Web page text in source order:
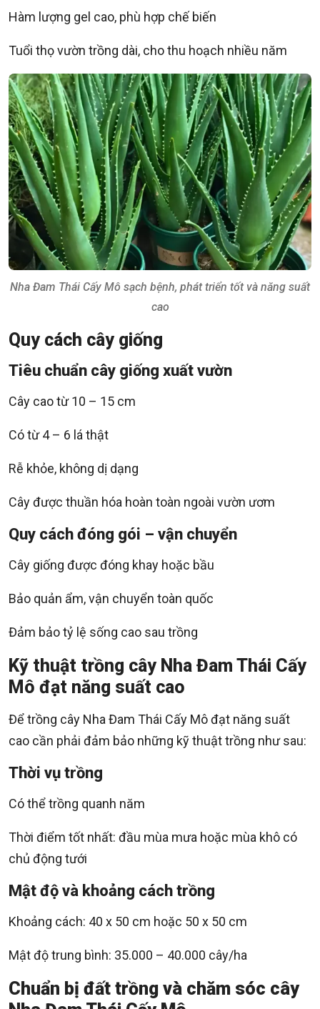
Hàm lượng gel cao, phù hợp chế biến
Tuổi thọ vườn trồng dài, cho thu hoạch nhiều năm
Nha Đam Thái Cấy Mô sạch bệnh, phát triển tốt và năng suất
cao
Quy cách cây giống
Tiêu chuẩn cây giống xuất vườn
Cây cao từ 10 – 15 cm
Có từ 4 – 6 lá thật
Rễ khỏe, không dị dạng
Cây được thuần hóa hoàn toàn ngoài vườn ươm
Quy cách đóng gói – vận chuyển
Cây giống được đóng khay hoặc bầu
Bảo quản ẩm, vận chuyển toàn quốc
Đảm bảo tỷ lệ sống cao sau trồng
Kỹ thuật trồng cây Nha Đam Thái Cấy
Mô đạt năng suất cao
Để trồng cây Nha Đam Thái Cấy Mô đạt năng suất
cao cần phải đảm bảo những kỹ thuật trồng như sau:
Thời vụ trồng
Có thể trồng quanh năm
Thời điểm tốt nhất: đầu mùa mưa hoặc mùa khô có
chủ động tưới
Mật độ và khoảng cách trồng
Khoảng cách: 40 x 50 cm hoặc 50 x 50 cm
Mật độ trung bình: 35.000 – 40.000 cây/ha
Chuẩn bị đất trồng và chăm sóc cây